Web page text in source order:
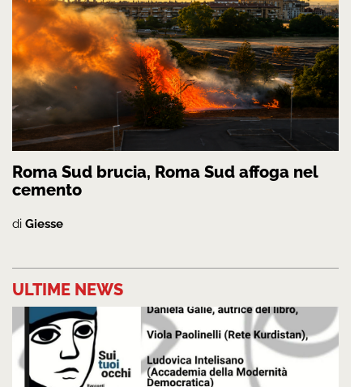
Roma Sud brucia, Roma Sud affoga nel
cemento
di Giesse
ULTIME NEWS